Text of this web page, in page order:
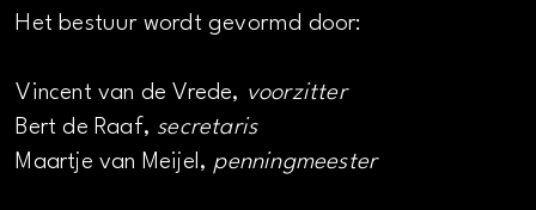
Het bestuur wordt gevormd door:
Vincent van de Vrede, voorzitter
Bert de Raaf, secretaris
Maartje van Meijel, penningmeester